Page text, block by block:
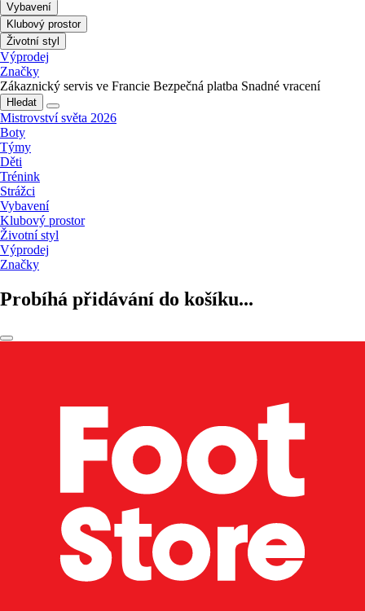
Vybavení
Klubový prostor
Životní styl
Výprodej
Značky
Zákaznický servis ve Francie Bezpečná platba Snadné vracení
Hledat
Mistrovství světa 2026
Boty
Týmy
Děti
Trénink
Strážci
Vybavení
Klubový prostor
Životní styl
Výprodej
Značky
Probíhá přidávání do košíku...